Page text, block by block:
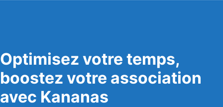
Optimisez votre temps,
boostez votre association
avec Kananas